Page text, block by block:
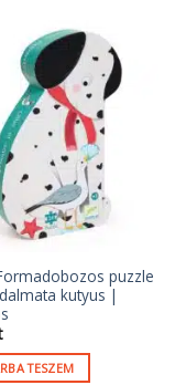
puzzle
kutyus |
TESZEM